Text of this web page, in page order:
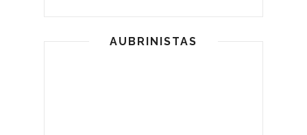
AUBRINISTAS